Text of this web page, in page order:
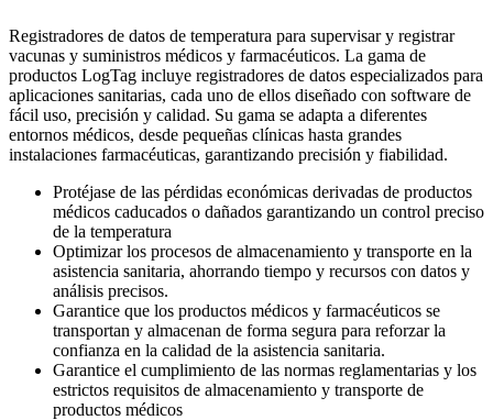
Registradores de datos de temperatura para supervisar y registrar
vacunas y suministros médicos y farmacéuticos. La gama de
productos LogTag incluye registradores de datos especializados para
aplicaciones sanitarias, cada uno de ellos diseñado con software de
fácil uso, precisión y calidad. Su gama se adapta a diferentes
entornos médicos, desde pequeñas clínicas hasta grandes
instalaciones farmacéuticas, garantizando precisión y fiabilidad.
Protéjase de las pérdidas económicas derivadas de productos
médicos caducados o dañados garantizando un control preciso
de la temperatura
Optimizar los procesos de almacenamiento y transporte en la
asistencia sanitaria, ahorrando tiempo y recursos con datos y
análisis precisos.
Garantice que los productos médicos y farmacéuticos se
transportan y almacenan de forma segura para reforzar la
confianza en la calidad de la asistencia sanitaria.
Garantice el cumplimiento de las normas reglamentarias y los
estrictos requisitos de almacenamiento y transporte de
productos médicos